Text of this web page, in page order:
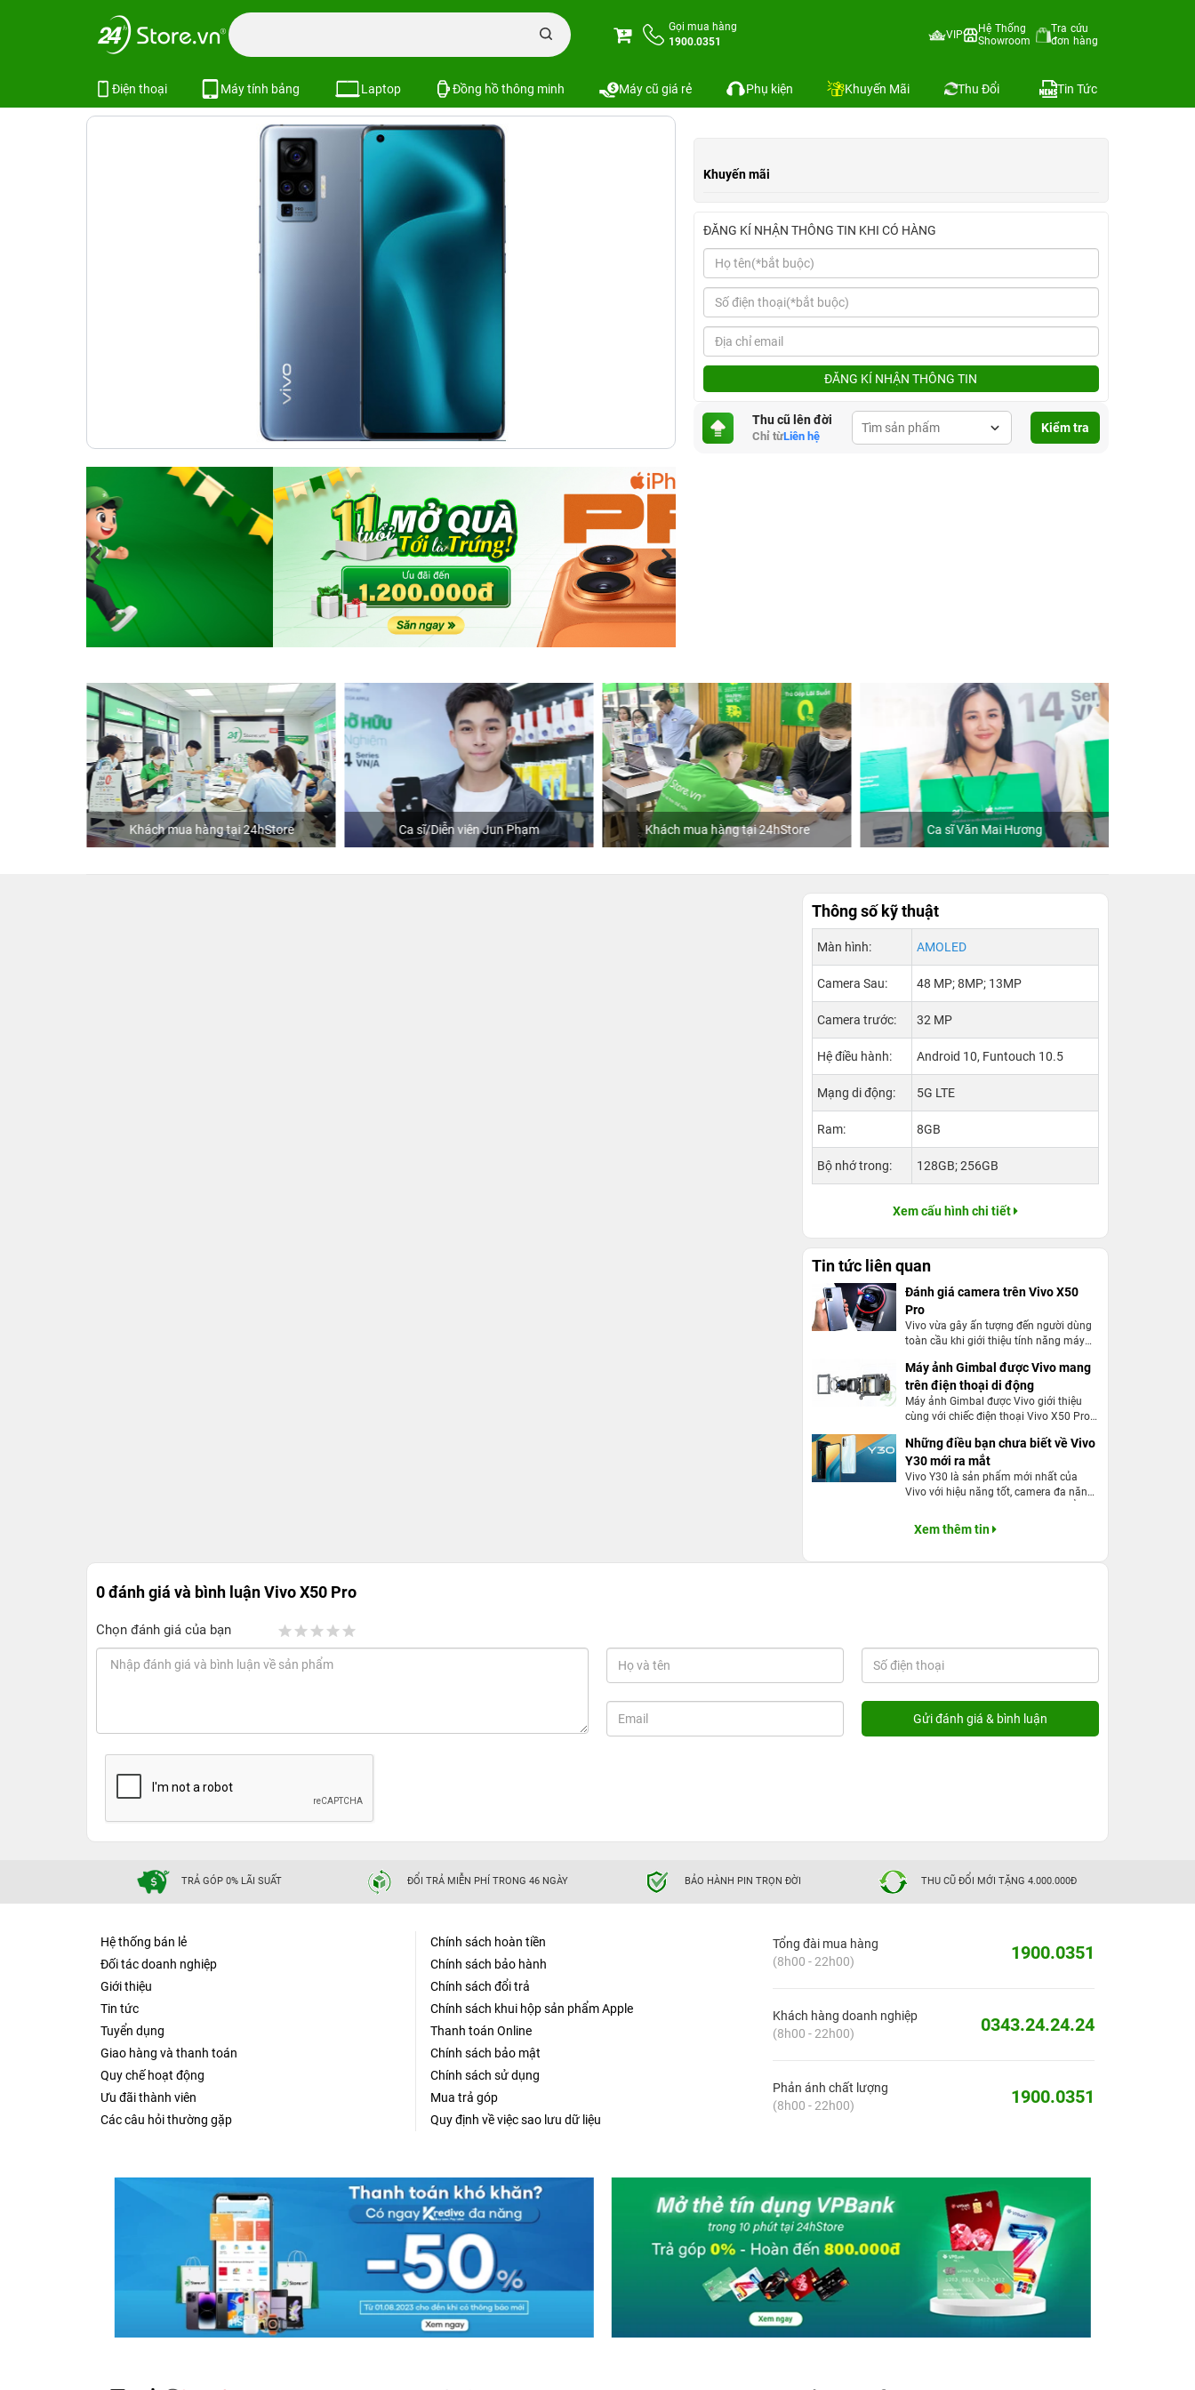
Gọi mua hàng
1900.0351
VIP
Hệ Thống
Showroom
Tra cứu
đơn hàng
Điện thoại Máy tính bảng Laptop Đồng hồ thông minh Máy cũ giá rẻ Phụ kiện Khuyến Mãi Thu Đổi Tin Tức
Trang chủ Vivo
Khuyến mãi
ĐĂNG KÍ NHẬN THÔNG TIN KHI CÓ HÀNG
ĐĂNG KÍ NHẬN THÔNG TIN
Thu cũ lên đời
Chỉ từLiên hệ
Kiểm tra
Khách mua hàng tại 24hStore Ca sĩ/Diễn viên Jun Phạm Khách mua hàng tại 24hStore Ca sĩ Văn Mai Hương
Thông số kỹ thuật
Màn hình: AMOLED
Camera Sau: 48 MP; 8MP; 13MP
Camera trước: 32 MP
Hệ điều hành: Android 10, Funtouch 10.5
Mạng di động: 5G LTE
Ram: 8GB
Bộ nhớ trong: 128GB; 256GB
Xem cấu hình chi tiết
Tin tức liên quan
Đánh giá camera trên Vivo X50
Pro
Vivo vừa gây ấn tượng đến người dùng
toàn cầu khi giới thiệu tính năng máy
X50 Pro của mình. Camera này có thực
sự tốt không? Sau đây là bài đánh giá
camera!
Máy ảnh Gimbal được Vivo mang
trên điện thoại di động
Máy ảnh Gimbal được Vivo giới thiệu
cùng với chiếc điện thoại Vivo X50 Pro
công nghệ ổn định hình ảnh quang học
OIS và EIS. Hãy cùng tìm hiểu kĩ hơn về
công nghệ này qua bài viết sau đây.
Những điều bạn chưa biết về Vivo
Y30 mới ra mắt
Vivo Y30 là sản phẩm mới nhất của
Vivo với hiệu năng tốt, camera đa năng,
được đánh giá cao và người dùng mong
đợi. Cùng tìm hiểu ngay.
Xem thêm tin
0 đánh giá và bình luậnVivo X50 Pro
Chọn đánh giá của bạn
TRẢ GÓP 0% LÃI SUẤT ĐỔI TRẢ MIỄN PHÍ TRONG 46 NGÀY BẢO HÀNH PIN TRỌN ĐỜI THU CŨ ĐỔI MỚI TẶNG 4.000.000Đ
Hệ thống bán lẻ
Đối tác doanh nghiệp
Giới thiệu
Tin tức
Tuyển dụng
Giao hàng và thanh toán
Quy chế hoạt động
Ưu đãi thành viên
Các câu hỏi thường gặp
Chính sách hoàn tiền
Chính sách bảo hành
Chính sách đổi trả
Chính sách khui hộp sản phẩm Apple
Thanh toán Online
Chính sách bảo mật
Chính sách sử dụng
Mua trả góp
Quy định về việc sao lưu dữ liệu
Tổng đài mua hàng
(8h00 - 22h00)
1900.0351
Khách hàng doanh nghiệp
(8h00 - 22h00)
0343.24.24.24
Phản ánh chất lượng
(8h00 - 22h00)
1900.0351